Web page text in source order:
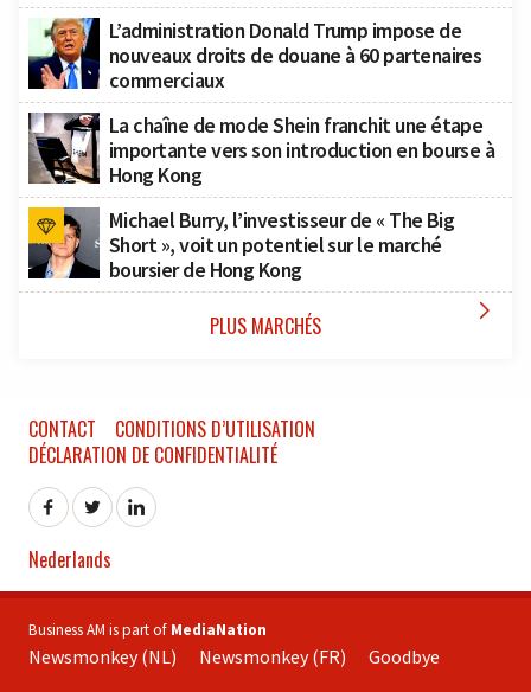
L’administration Donald Trump impose de
nouveaux droits de douane à 60 partenaires
commerciaux
La chaîne de mode Shein franchit une étape
importante vers son introduction en bourse à
Hong Kong
Michael Burry, l’investisseur de « The Big
Short », voit un potentiel sur le marché
boursier de Hong Kong
PLUS MARCHÉS 
CONTACT
CONDITIONS D’UTILISATION
DÉCLARATION DE CONFIDENTIALITÉ
Nederlands
Business AM is part of MediaNation
Newsmonkey (NL) Newsmonkey (FR) Goodbye